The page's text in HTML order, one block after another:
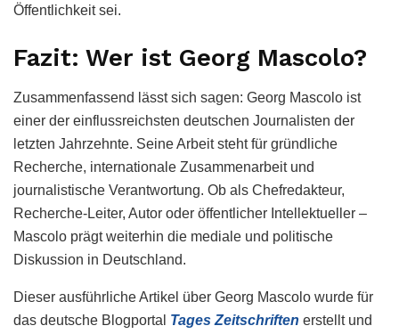
Öffentlichkeit sei.
Fazit: Wer ist Georg Mascolo?
Zusammenfassend lässt sich sagen: Georg Mascolo ist
einer der einflussreichsten deutschen Journalisten der
letzten Jahrzehnte. Seine Arbeit steht für gründliche
Recherche, internationale Zusammenarbeit und
journalistische Verantwortung. Ob als Chefredakteur,
Recherche-Leiter, Autor oder öffentlicher Intellektueller –
Mascolo prägt weiterhin die mediale und politische
Diskussion in Deutschland.
Dieser ausführliche Artikel über Georg Mascolo wurde für
das deutsche Blogportal Tages Zeitschriften erstellt und